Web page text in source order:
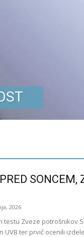
SONCEM,
2026
testu Zveze potrošnikov
UVB ter prvič ocenili